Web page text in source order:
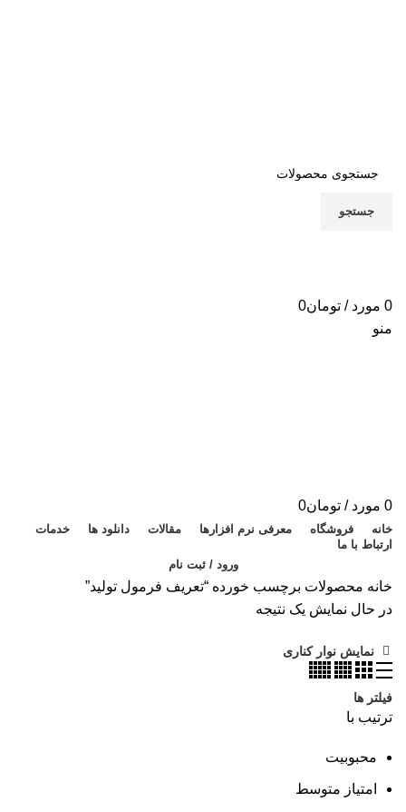
جستجو
0 مورد / تومان0
منو
0 مورد / تومان0
خانه فروشگاه معرفی نرم افزارها مقالات دانلود ها
خدمات
ارتباط با ما
ورود / ثبت نام
خانه محصولات برچسب خورده “تعریف فرمول تولید”
در حال نمایش یک نتیجه
نمایش نوار کناری
فیلتر ها
ترتیب با
محبوبیت
امتیاز متوسط